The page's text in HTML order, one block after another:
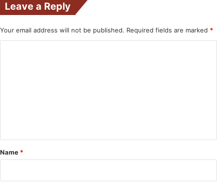
Leave a Reply
Your email address will not be published. Required fields are marked *
*
Name *